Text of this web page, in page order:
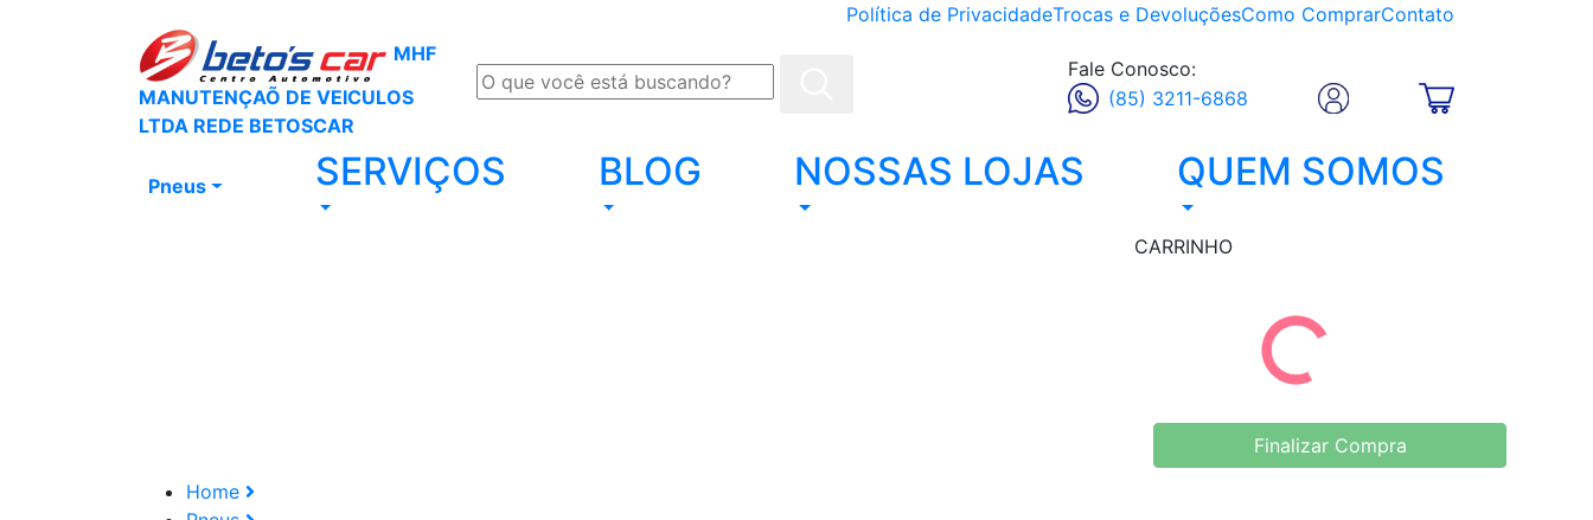
Política de PrivacidadeTrocas e DevoluçõesComo ComprarContato
MHF
MANUTENÇAÕ DE VEICULOS
LTDA REDE BETOSCAR
Fale Conosco:
(85) 3211-6868
Pneus SERVIÇOS BLOG NOSSAS LOJAS QUEM SOMOS
CARRINHO
Finalizar Compra
Home